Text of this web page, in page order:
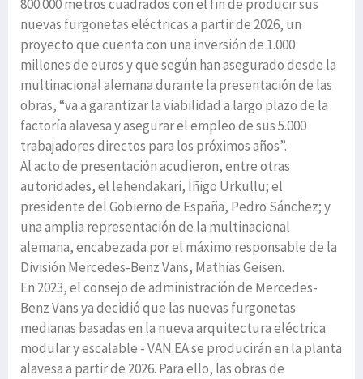
800.000 metros cuadrados con el fin de producir sus
nuevas furgonetas eléctricas a partir de 2026, un
proyecto que cuenta con una inversión de 1.000
millones de euros y que según han asegurado desde la
multinacional alemana durante la presentación de las
obras, “va a garantizar la viabilidad a largo plazo de la
factoría alavesa y asegurar el empleo de sus 5.000
trabajadores directos para los próximos años”.
Al acto de presentación acudieron, entre otras
autoridades, el lehendakari, Iñigo Urkullu; el
presidente del Gobierno de España, Pedro Sánchez; y
una amplia representación de la multinacional
alemana, encabezada por el máximo responsable de la
División Mercedes-Benz Vans, Mathias Geisen.
En 2023, el consejo de administración de Mercedes-
Benz Vans ya decidió que las nuevas furgonetas
medianas basadas en la nueva arquitectura eléctrica
modular y escalable - VAN.EA se producirán en la planta
alavesa a partir de 2026. Para ello, las obras de